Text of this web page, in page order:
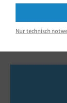
KUNDEN,
HABEN,
Nur technisch